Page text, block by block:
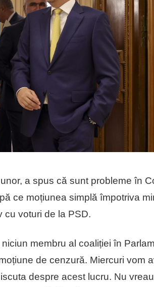
a spus că sunt probleme în
ce moțiunea simplă împotriva
cu voturi de la PSD.
membru al coaliției în
de cenzură. Miercuri vom
despre acest lucru. Nu